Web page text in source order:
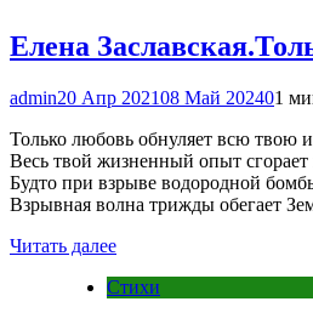
Елена
admin20 Апр 202108 Май 202401
Только любовь обнуляет всю твою
Весь твой жизненный опыт
Будто при взрыве водородной
Взрывная волна трижды обегает
Читать далее
Стихи